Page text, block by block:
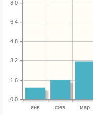
янв фев мар
0.0
1.6
3.2
4.8
6.4
8.0